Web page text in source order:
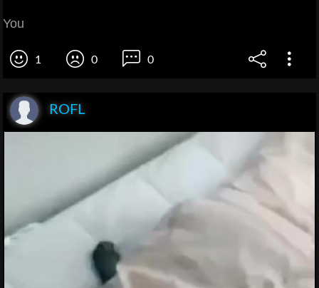
You
1 0 0
ROFL